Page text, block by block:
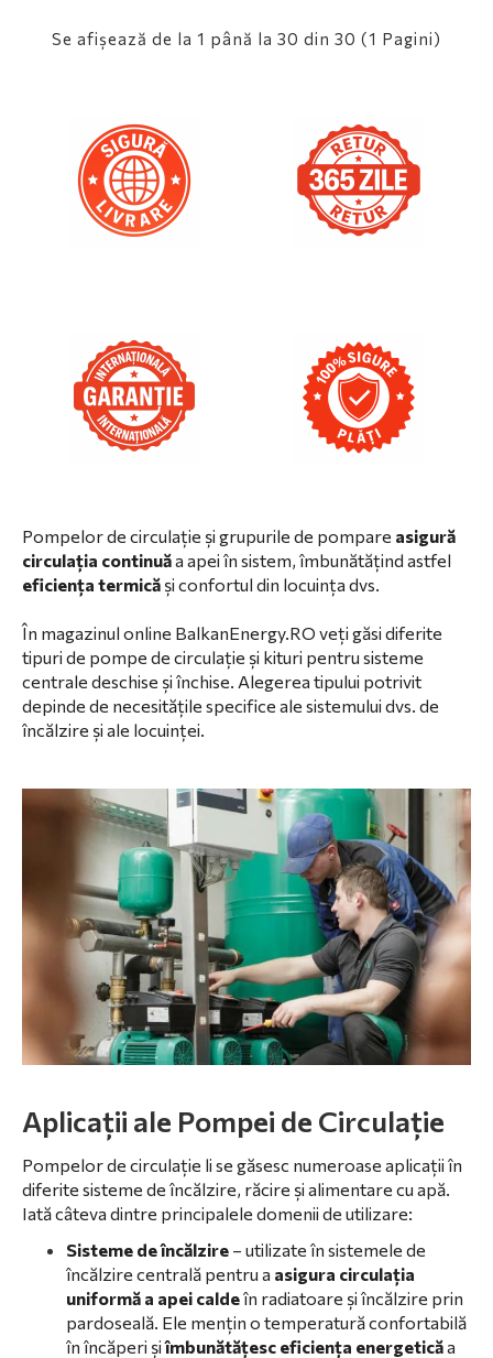
Se afişează de la 1 până la 30 din 30 (1 Pagini)
Pompelor de circulație și grupurile de pompare asigură
circulația continuăa apei în sistem, îmbunătățind astfel
eficiența termică și confortul din locuința dvs.
În magazinul online BalkanEnergy.RO veți găsi diferite
tipuri de pompe de circulație și kituri pentru sisteme
centrale deschise și închise. Alegerea tipului potrivit
depinde de necesitățile specifice ale sistemului dvs. de
încălzire și ale locuinței.
Aplicații ale Pompei de Circulație
Pompelor de circulație li se găsesc numeroase aplicații în
diferite sisteme de încălzire, răcire și alimentare cu apă.
Iată câteva dintre principalele domenii de utilizare:
Sisteme de încălzire – utilizate în sistemele de
încălzire centrală pentru a asigura circulația
uniformă a apei caldeîn radiatoare și încălzire prin
pardoseală. Ele mențin o temperatură confortabilă
în încăperi șiîmbunătățesc eficiența energeticăa